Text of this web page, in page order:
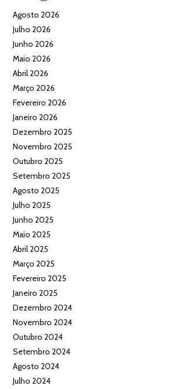
Agosto 2026
Julho 2026
Junho 2026
Maio 2026
Abril 2026
Março 2026
Fevereiro 2026
Janeiro 2026
Dezembro 2025
Novembro 2025
Outubro 2025
Setembro 2025
Agosto 2025
Julho 2025
Junho 2025
Maio 2025
Abril 2025
Março 2025
Fevereiro 2025
Janeiro 2025
Dezembro 2024
Novembro 2024
Outubro 2024
Setembro 2024
Agosto 2024
Julho 2024